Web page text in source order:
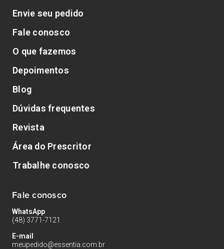
Envie seu pedido
Fale conosco
O que fazemos
Depoimentos
Blog
Dúvidas frequentes
Revista
Área do Prescritor
Trabalhe conosco
Fale conosco
WhatsApp
(48) 3771-7121
E-mail
meupedido@essentia.com.br